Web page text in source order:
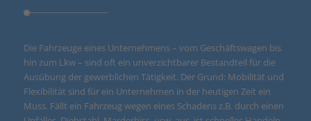
Die Fahrzeuge eines Unternehmens – vom Geschäftswagen bis
hin zum Lkw – sind oft ein unverzichtbarer Bestandteil für die
Ausübung der gewerblichen Tätigkeit. Der Grund: Mobilität und
Flexibilität sind für ein Unternehmen in der heutigen Zeit ein
Muss. Fällt ein Fahrzeug wegen eines Schadens z.B. durch einen